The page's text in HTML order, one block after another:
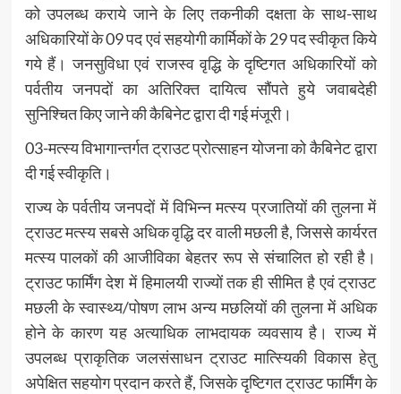
को उपलब्ध कराये जाने के लिए तकनीकी दक्षता के साथ-साथ
अधिकारियों के 09 पद एवं सहयोगी कार्मिकों के 29 पद स्वीकृत किये
गये हैं। जनसुविधा एवं राजस्व वृद्धि के दृष्टिगत अधिकारियों को
पर्वतीय जनपदों का अतिरिक्त दायित्व सौंपते हुये जवाबदेही
सुनिश्चित किए जाने की कैबिनेट द्वारा दी गई मंजूरी।
03-मत्स्य विभागान्तर्गत ट्राउट प्रोत्साहन योजना को कैबिनेट द्वारा
दी गई स्वीकृति।
राज्य के पर्वतीय जनपदों में विभिन्न मत्स्य प्रजातियों की तुलना में
ट्राउट मत्स्य सबसे अधिक वृद्धि दर वाली मछली है, जिससे कार्यरत
मत्स्य पालकों की आजीविका बेहतर रूप से संचालित हो रही है।
ट्राउट फार्मिंग देश में हिमालयी राज्यों तक ही सीमित है एवं ट्राउट
मछली के स्वास्थ्य/पोषण लाभ अन्य मछलियों की तुलना में अधिक
होने के कारण यह अत्याधिक लाभदायक व्यवसाय है। राज्य में
उपलब्ध प्राकृतिक जलसंसाधन ट्राउट मात्स्यिकी विकास हेतु
अपेक्षित सहयोग प्रदान करते हैं, जिसके दृष्टिगत ट्राउट फार्मिंग के